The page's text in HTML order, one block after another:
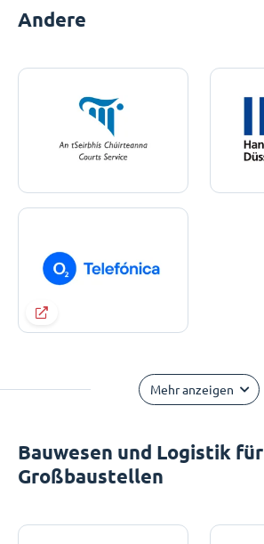
Andere
Mehr anzeigen
Bauwesen und Logistik für
Großbaustellen